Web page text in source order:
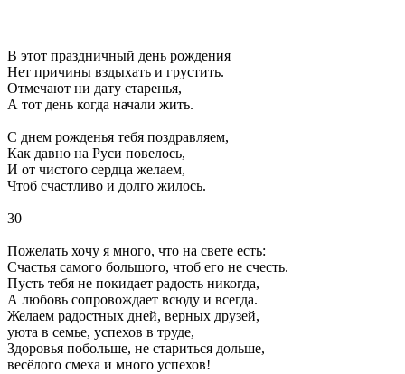
В этот праздничный день рождения
Нет причины вздыхать и грустить.
Отмечают ни дату старенья,
А тот день когда начали жить.
С днем рожденья тебя поздравляем,
Как давно на Руси повелось,
И от чистого сердца желаем,
Чтоб счастливо и долго жилось.
30
Пожелать хочу я много, что на свете есть:
Счастья самого большого, чтоб его не счесть.
Пусть тебя не покидает радость никогда,
А любовь сопровождает всюду и всегда.
Желаем радостных дней, верных друзей,
уюта в семье, успехов в труде,
Здоровья побольше, не стариться дольше,
весёлого смеха и много успехов!